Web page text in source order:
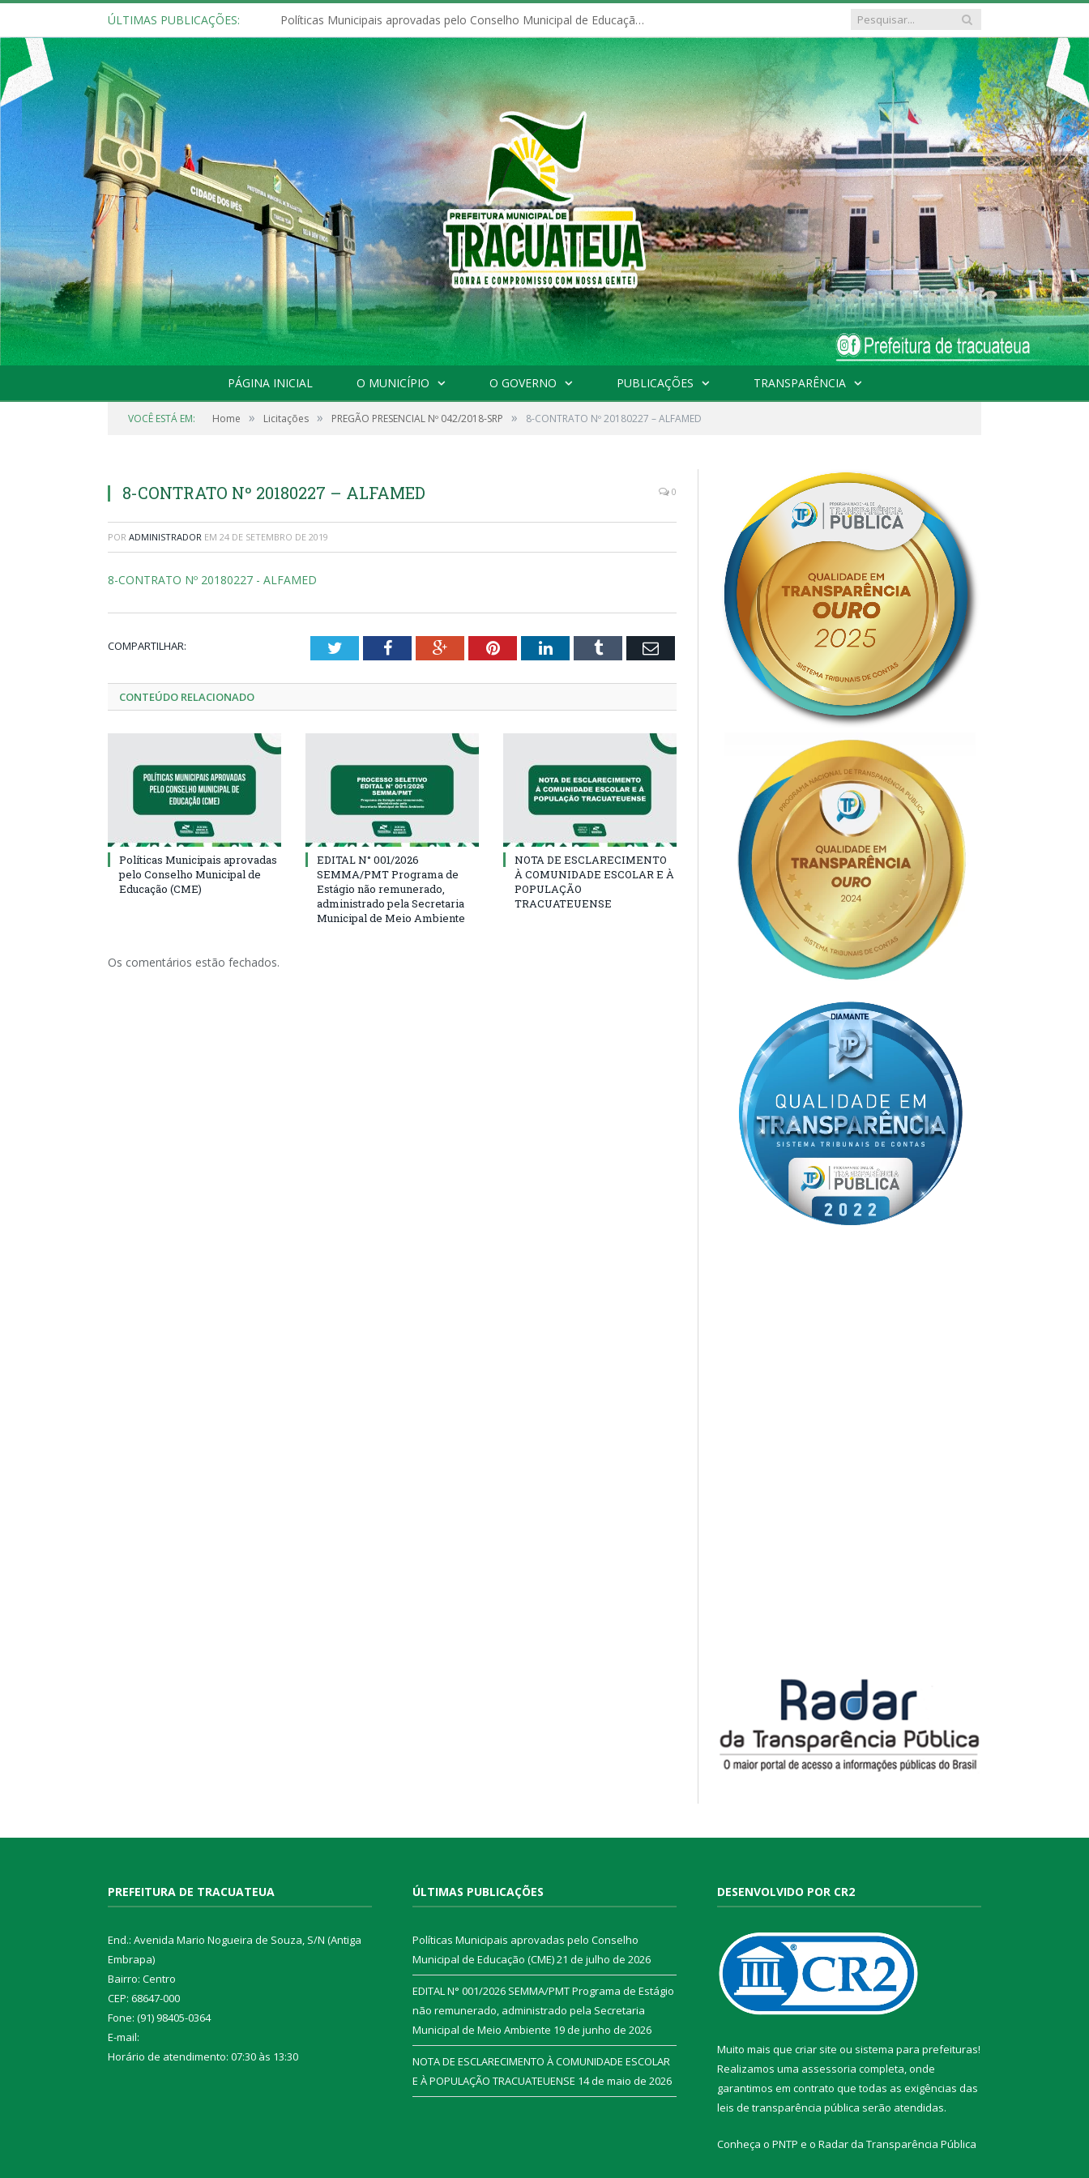
ÚLTIMAS PUBLICAÇÕES: Políticas Municipais aprovadas pelo Conselho Municipal de Educação (CME)
PÁGINA INICIAL O MUNICÍPIO O GOVERNO PUBLICAÇÕES TRANSPARÊNCIA
VOCÊ ESTÁ EM: Home » Licitações » PREGÃO PRESENCIAL Nº 042/2018-SRP » 8-CONTRATO Nº 20180227 – ALFAMED
8-CONTRATO Nº 20180227 – ALFAMED 0
POR ADMINISTRADOR EM 24 DE SETEMBRO DE 2019
8-CONTRATO Nº 20180227 - ALFAMED
COMPARTILHAR: TwitterFacebookGoogle+PinterestLinkedInTumblr Email
CONTEÚDO RELACIONADO
Políticas Municipais aprovadas
pelo Conselho Municipal de
Educação (CME)
EDITAL N° 001/2026
SEMMA/PMT Programa de
Estágio não remunerado,
administrado pela Secretaria
Municipal de Meio Ambiente
NOTA DE ESCLARECIMENTO
À COMUNIDADE ESCOLAR E À
POPULAÇÃO
TRACUATEUENSE
Os comentários estão fechados.
PREFEITURA DE TRACUATEUA
End.: Avenida Mario Nogueira de Souza, S/N (Antiga
Embrapa)
Bairro: Centro
CEP: 68647-000
Fone: (91) 98405-0364
E-mail:
Horário de atendimento: 07:30 às 13:30
ÚLTIMAS PUBLICAÇÕES
Políticas Municipais aprovadas pelo Conselho
Municipal de Educação (CME)21 de julho de 2026
EDITAL N° 001/2026 SEMMA/PMT Programa de Estágio
não remunerado, administrado pela Secretaria
Municipal de Meio Ambiente 19 de junho de 2026
NOTA DE ESCLARECIMENTO À COMUNIDADE ESCOLAR
E À POPULAÇÃO TRACUATEUENSE 14 de maio de 2026
DESENVOLVIDO POR CR2
Muito mais que criar site ou sistema para prefeituras!
Realizamos uma assessoria completa, onde
garantimos em contrato que todas as exigências das
leis de transparência pública serão atendidas.
Conheça o PNTP e o Radar da Transparência Pública